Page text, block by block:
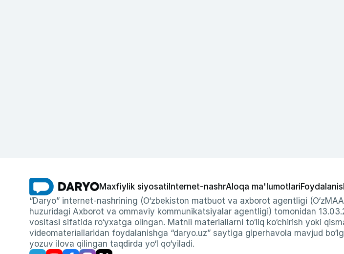
Maxfiylik siyosati Internet-nashrAloqa ma'lumotlari
“Daryo” internet-nashrining (O‘zbekiston matbuot va axborot agentligi
huzuridagi Axborot va ommaviy kommunikatsiyalar agentligi) tomonidan
vositasi sifatida ro‘yxatga olingan. Matnli materiallarni to‘liq ko‘chirish yoki
videomateriallaridan foydalanishga “daryo.uz” saytiga giperhavola mavjud
yozuv ilova qilingan taqdirda yo‘l qo‘yiladi.